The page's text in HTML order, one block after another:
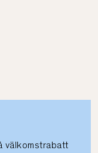
välkomstrabatt